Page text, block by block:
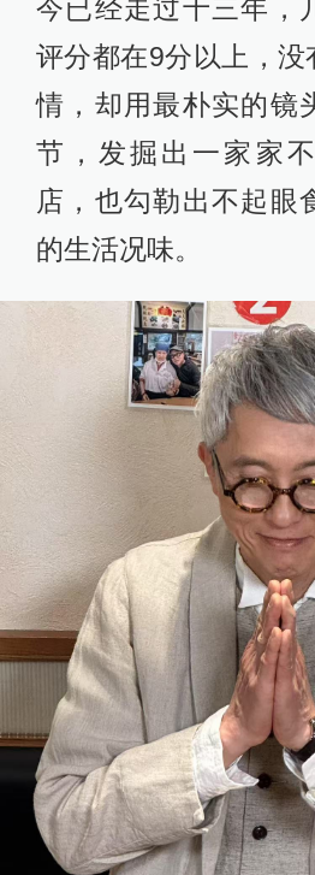
今已经走过十三年，
评分都在9分以上，没
情，却用最朴实的镜
节，发掘出一家家
店，也勾勒出不起眼
的生活况味。